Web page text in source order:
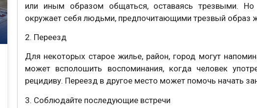
или иным образом общаться, оставаясь трезвыми. Но
окружает себя людьми, предпочитающими трезвый образ
2. Переезд
Для некоторых старое жилье, район, город могут
может всполошить воспоминания, когда человек
рецидиву. Переезд в другое место может помочь начать
3. Соблюдайте последующие встречи